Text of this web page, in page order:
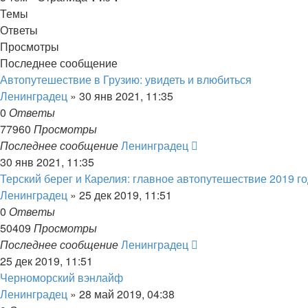
Темы
Ответы
Просмотры
Последнее сообщение
Автопутешествие в Грузию: увидеть и влюбиться
Ленинградец » 30 янв 2021, 11:35
0 Ответы
77960 Просмотры
Последнее сообщениеЛенинградец
30 янв 2021, 11:35
Терский берег и Карелия: главное автопутешествие 2019
Ленинградец » 25 дек 2019, 11:51
0 Ответы
50409 Просмотры
Последнее сообщениеЛенинградец
25 дек 2019, 11:51
Черноморский вэнлайф
Ленинградец » 28 май 2019, 04:38